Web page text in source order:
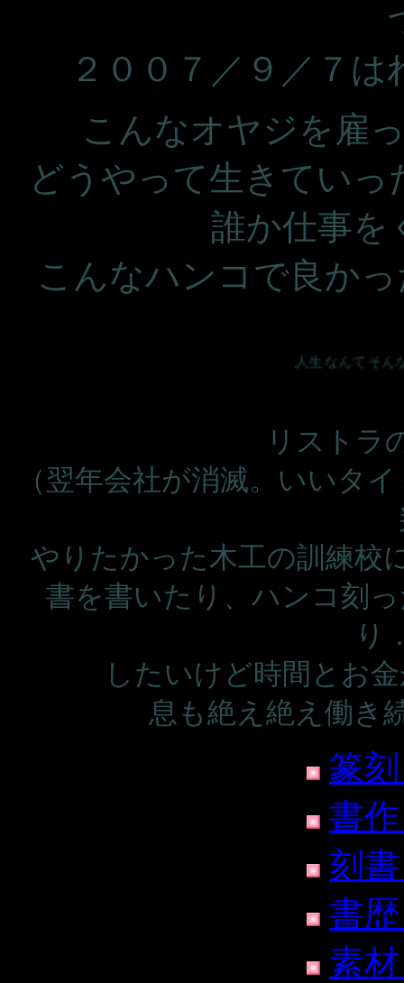
２００７／９／７
こんなオヤジを雇
どうやって生きてい
誰か仕事を
こんなハンコで良か
人生なんてそんな
リストラ
（翌年会社が消滅。いいタ
やりたかった木工の訓練校
書を書いたり、ハンコ刻
り
したいけど時間とお
息も絶え絶え働き
篆
書
刻
書
素